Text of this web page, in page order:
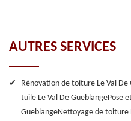
AUTRES SERVICES
Rénovation de toiture Le Val De
tuile Le Val De GueblangePose
GueblangeNettoyage de toiture